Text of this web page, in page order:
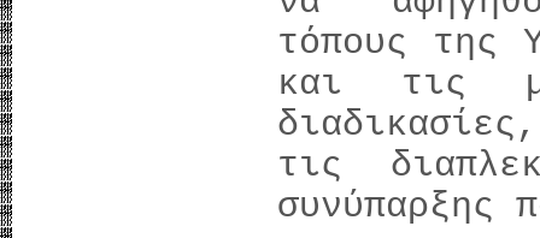
τόπους της
και τις
τις
συνύπαρξης